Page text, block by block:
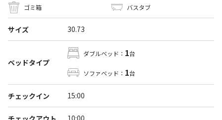
ゴミ箱 バスタブ
サイズ 30.73
ベッドタイプ
ダブルベッド： 1台
ソファベッド： 1台
チェックイン 15:00
10:00